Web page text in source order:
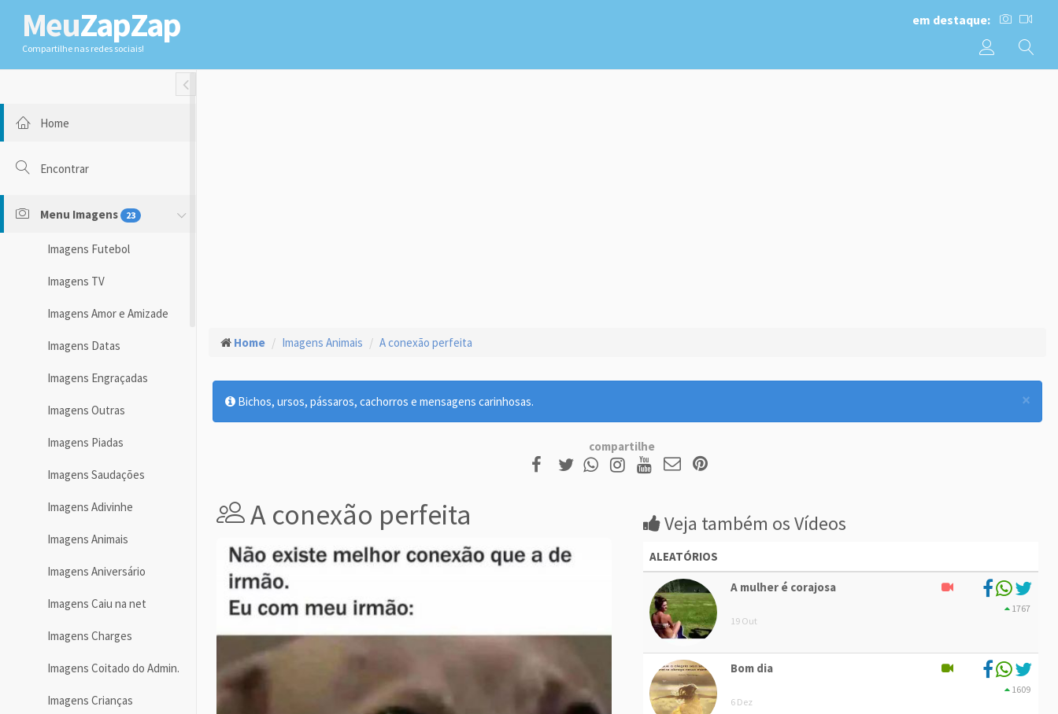
MeuZapZap
Compartilhe nas redes sociais!
em destaque:
Toggle Fullwidth
Home
Encontrar
Menu Imagens 23
Imagens Futebol
Imagens TV
Imagens Amor e Amizade
Imagens Datas
Imagens Engraçadas
Imagens Outras
Imagens Piadas
Imagens Saudações
Imagens Adivinhe
Imagens Animais
Imagens Aniversário
Imagens Caiu na net
Imagens Charges
Imagens Coitado do Admin.
Imagens Crianças
Home Imagens Animais A conexão perfeita
×
Bichos, ursos, pássaros, cachorros e mensagens carinhosas.
compartilhe
A conexão perfeita Veja também os Vídeos
ALEATÓRIOS
A mulher é corajosa
19 Out
1767
Bom dia
6 Dez
1609